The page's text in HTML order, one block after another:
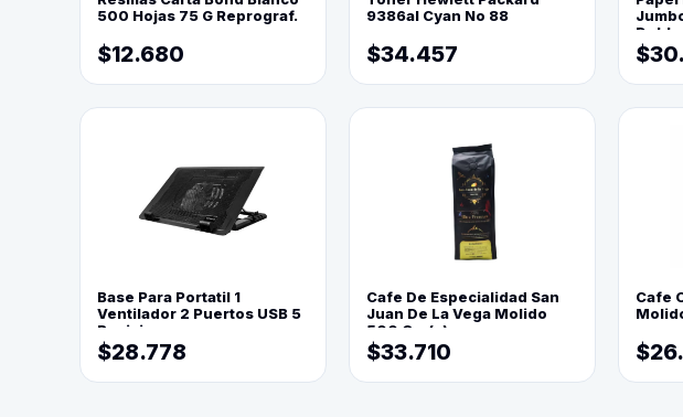
500 Hojas 75 G Reprograf.
$12.680
9386al Cyan No 88
$34.457
Doble
Base Para Portatil 1
Ventilador 2 Puertos USB 5
Posiciones
$28.778
Cafe De Especialidad San
Juan De La Vega Molido
500 Grs(=)
$33.710
Cafe